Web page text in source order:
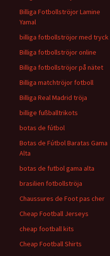
Billiga Fotbollströjor Lamine
Yamal
billiga fotbollströjor med tryck
Billiga fotbollströjor online
Billiga fotbollströjor på nätet
Billiga matchtröjor fotboll
Billiga Real Madrid tröja
billige fußballtrikots
botas de fútbol
Botas de Fútbol Baratas Gama
Alta
botas de futbol gama alta
brasilien fotbollströja
Chaussures de Foot pas cher
Cheap Football Jerseys
cheap football kits
Cheap Football Shirts